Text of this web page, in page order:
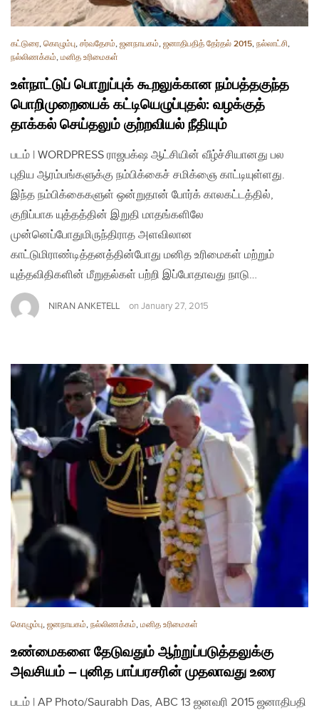
கட்டுரை, கொழும்பு, சர்வதேசம், ஜனநாயகம், ஜனாதிபதித் தேர்தல் 2015, நல்லாட்சி,
நல்லிணக்கம், மனித உரிமைகள்
உள்நாட்டுப் பொறுப்புக் கூறலுக்கான நம்பத்தகுந்த
பொறிமுறையைக் கட்டியெழுப்புதல்: வழக்குத்
தாக்கல் செய்தலும் குற்றவியல் நீதியும்
படம் | WORDPRESS ராஜபக்‌ஷ ஆட்சியின் வீழ்ச்சியானது பல
புதிய ஆரம்பங்களுக்கு நம்பிக்கைச் சமிக்ஞை காட்டியுள்ளது.
இந்த நம்பிக்கைகளுள் ஒன்றுதான் போர்க் காலகட்டத்தில்,
குறிப்பாக யுத்தத்தின் இறுதி மாதங்களிலே
முன்னெப்போதுமிருந்திராத அளவிலான
காட்டுமிராண்டித்தனத்தின்போது மனித உரிமைகள் மற்றும்
யுத்தவிதிகளின் மீறுதல்கள் பற்றி இப்போதாவது நாடு…
NIRAN ANKETELL on January 27, 2015
கொழும்பு, ஜனநாயகம், நல்லிணக்கம், மனித உரிமைகள்
உண்மைகளை தேடுவதும் ஆற்றுப்படுத்தலுக்கு
அவசியம் – புனித பாப்பரசரின் முதலாவது உரை
படம் | AP Photo/Saurabh Das, ABC 13 ஜனவரி 2015 ஜனாதிபதி